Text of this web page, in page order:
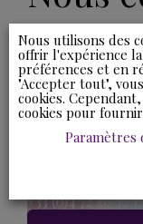
Ydès Lyon
28 rue Joannès
+33 (0)4 72 20 12
Nous utilisons des
offrir l'expérience
préférences et en
"Accepter tout",
cookies.
cookies pour
Paramètres